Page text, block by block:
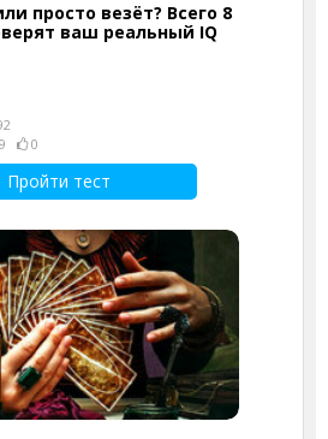
просто везёт? Всего 8
ваш реальный IQ
0
Пройти тест